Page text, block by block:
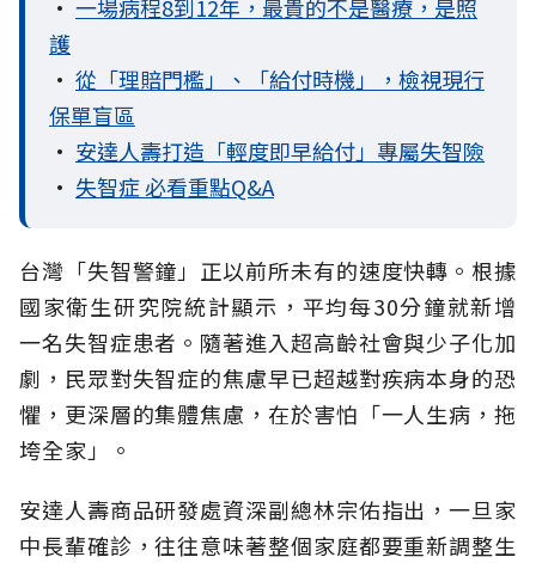
• 一場病程8到12年，最貴的不是醫療，是照
護
• 從「理賠門檻」、「給付時機」，檢視現行
保單盲區
• 安達人壽打造「輕度即早給付」專屬失智險
• 失智症 必看重點Q&A
台灣「失智警鐘」正以前所未有的速度快轉。根據
國家衛生研究院統計顯示，平均每30分鐘就新增
一名失智症患者。隨著進入超高齡社會與少子化加
劇，民眾對失智症的焦慮早已超越對疾病本身的恐
懼，更深層的集體焦慮，在於害怕「一人生病，拖
垮全家」。
安達人壽商品研發處資深副總林宗佑指出，一旦家
中長輩確診，往往意味著整個家庭都要重新調整生